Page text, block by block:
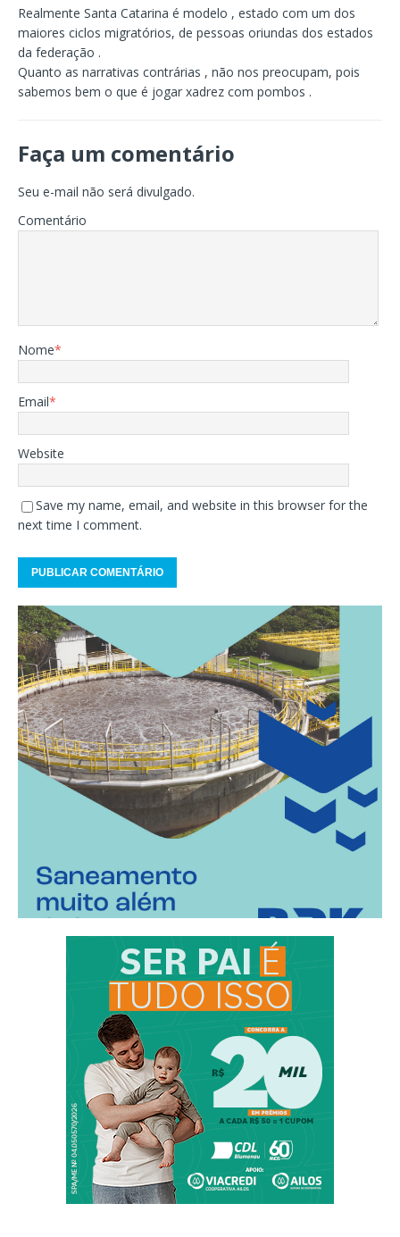
Realmente Santa Catarina é modelo , estado com um dos
maiores ciclos migratórios, de pessoas oriundas dos estados
da federação .
Quanto as narrativas contrárias , não nos preocupam, pois
sabemos bem o que é jogar xadrez com pombos .
Faça um comentário
Seu e-mail não será divulgado.
Comentário
Nome*
Email*
Website
Save my name, email, and website in this browser for the
next time I comment.